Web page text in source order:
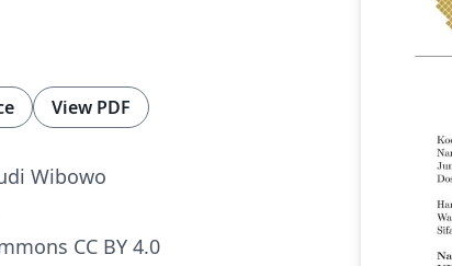
View PDF
Wibowo
CC BY 4.0